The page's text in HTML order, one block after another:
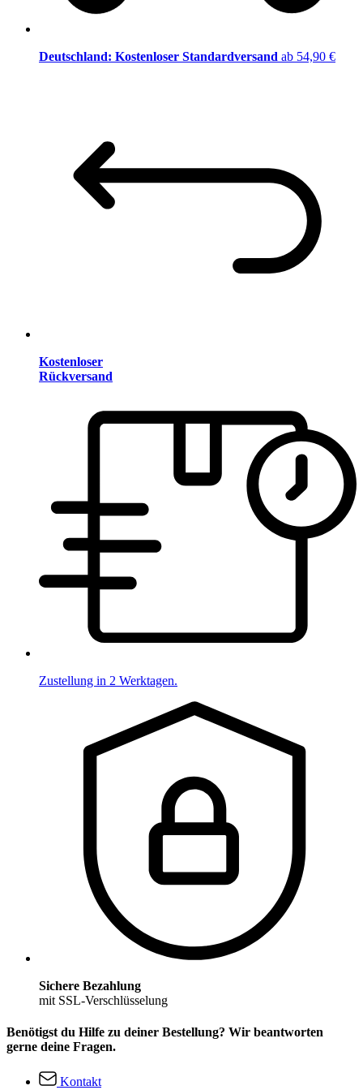
Deutschland: Kostenloser Standardversand ab 54,90 €
Kostenloser
Rückversand
Zustellung in 2 Werktagen.
Sichere Bezahlung
mit SSL-Verschlüsselung
Benötigst du Hilfe zu deiner Bestellung? Wir beantworten
gerne deine Fragen.
Kontakt